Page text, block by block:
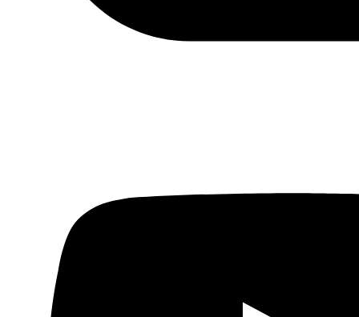
Fundación Al Fanar acerca la realidad social, política y
cultural del mundo árabe a través de publicaciones,
proyectos, análisis y actividades.